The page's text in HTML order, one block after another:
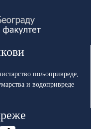
пољопривреде,
и водопривреде